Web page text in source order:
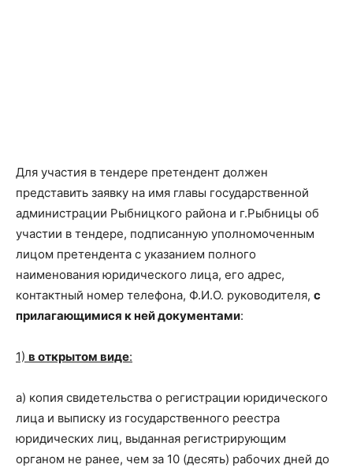
Для участия в тендере претендент должен
представить заявку на имя главы государственной
администрации Рыбницкого района и г.Рыбницы об
участии в тендере, подписанную уполномоченным
лицом претендента с указанием полного
наименования юридического лица, его адрес,
контактный номер телефона, Ф.И.О. руководителя, с
прилагающимися к ней документами:
1) в открытом виде:
а) копия свидетельства о регистрации юридического
лица и выписку из государственного реестра
юридических лиц, выданная регистрирующим
органом не ранее, чем за 10 (десять) рабочих дней до